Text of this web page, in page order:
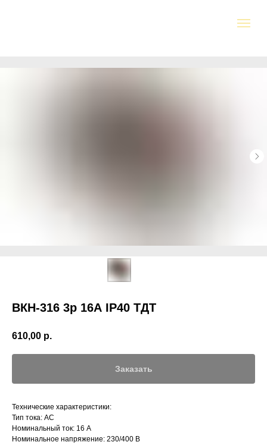
ВКН-316 3р 16А IP40 ТДТ
610,00 р.
Заказать
Технические характеристики:
Тип тока: АС
Номинальный ток: 16 А
Номинальное напряжение: 230/400 В